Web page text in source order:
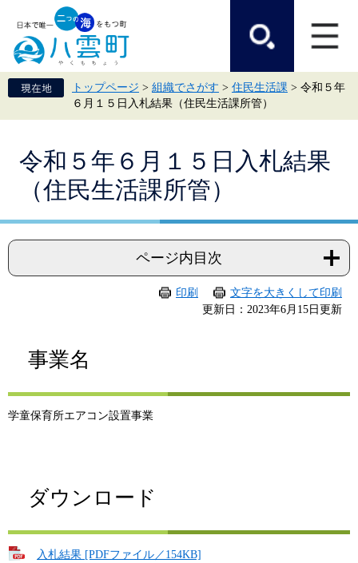
頭
で
飛
ば
て
トップページ > 組織でさがす > 住民生活課 > 令和５年
６月１５日入札結果（住民生活課所管）
令和５年６月１５日入札結果
（住民生活課所管）
ページ内目次
印刷
文字を大きくして印刷
更新日：2023年6月15日更新
事業名
学童保育所エアコン設置事業
ダウンロード
入札結果 [PDFファイル／154KB]